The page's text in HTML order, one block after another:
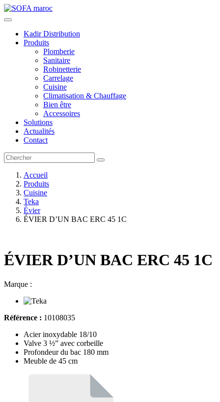
Kadir Distribution
Produits
Plomberie
Sanitaire
Robinetterie
Carrelage
Cuisine
Climatisation & Chauffage
Bien être
Accessoires
Solutions
Actualités
Contact
Accueil
Produits
Cuisine
Teka
Évier
ÉVIER D’UN BAC ERC 45 1C
ÉVIER D’UN BAC ERC 45 1C
Marque :
Référence : 10108035
Acier inoxydable 18/10
Valve 3 ½” avec corbeille
Profondeur du bac 180 mm
Meuble de 45 cm